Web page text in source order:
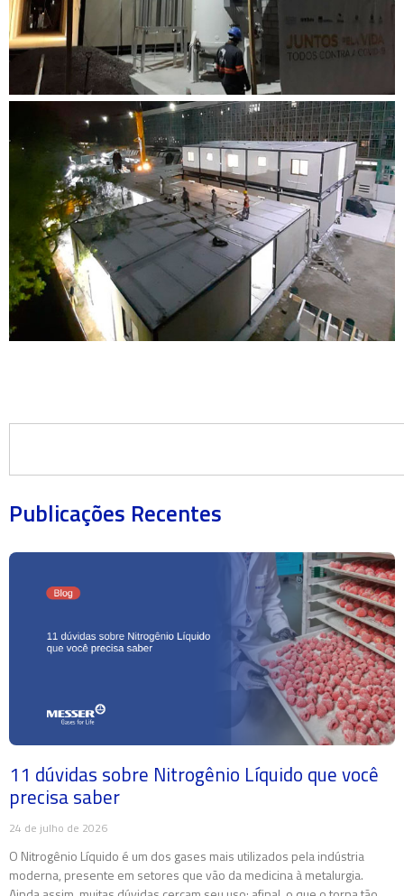
Publicações Recentes
11 dúvidas sobre Nitrogênio Líquido que você
precisa saber
24 de julho de 2026
O Nitrogênio Líquido é um dos gases mais utilizados pela indústria
moderna, presente em setores que vão da medicina à metalurgia.